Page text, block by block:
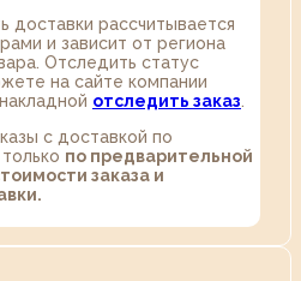
доставки рассчитывается
и зависит от региона
Отследить статус
на сайте компании
отследить заказ
с доставкой по
по предварительной
заказа и